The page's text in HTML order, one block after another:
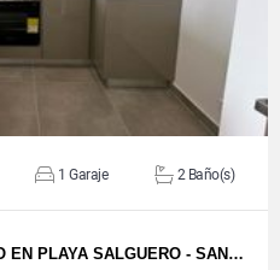
1 Garaje 2 Baño(s)
EN PLAYA SALGUERO - SAN…